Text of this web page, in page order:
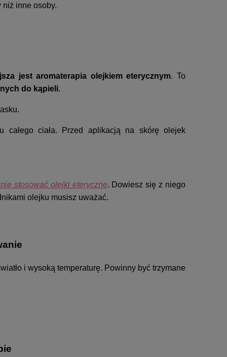
niż inne osoby.
jest aromaterapia olejkiem eterycznym. To
do kąpieli.
całego ciała. Przed aplikacją na skórę olejek
stosować olejki eteryczne. Dowiesz się z niego
olejku musisz uważać.
i wysoką temperaturę. Powinny być trzymane